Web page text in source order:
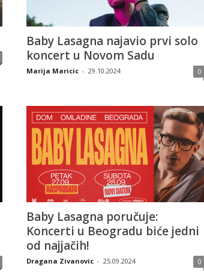
Baby Lasagna najavio prvi solo
koncert u Novom Sadu
Marija Maricic - 29.10.2024 0
Baby Lasagna poručuje:
Koncerti u Beogradu biće jedni
od najjačih!
Dragana Zivanovic - 25.09.2024 0